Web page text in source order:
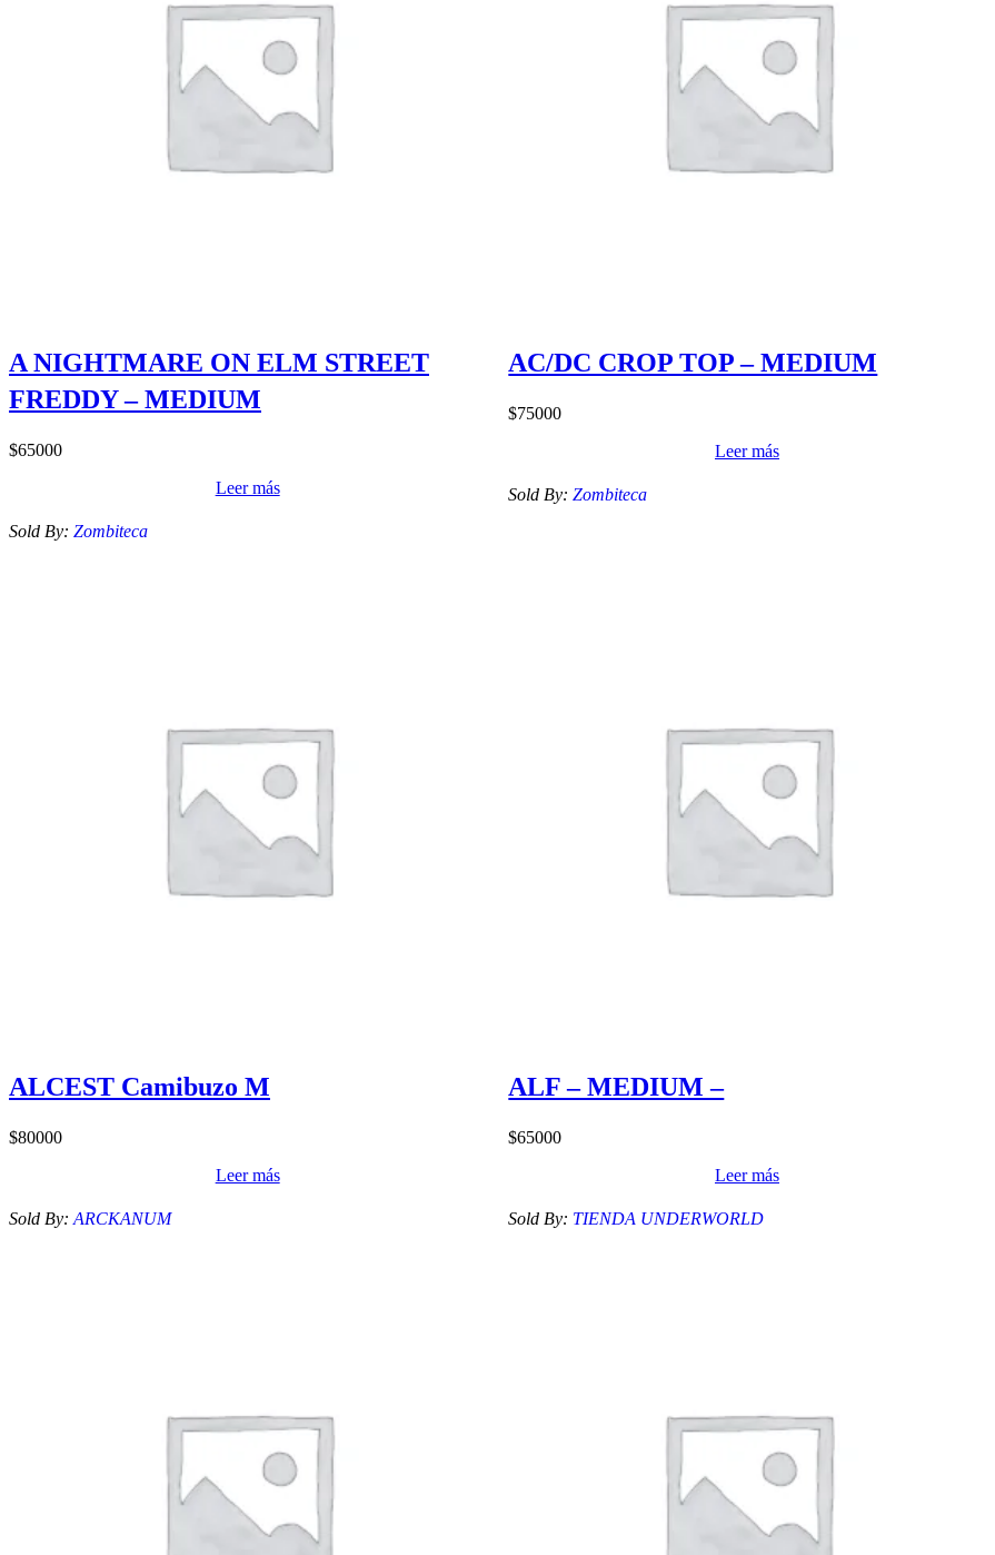
A NIGHTMARE ON ELM STREET
FREDDY – MEDIUM
$65000
Leer más
Sold By: Zombiteca
AC/DC CROP TOP – MEDIUM
$75000
Leer más
Sold By:Zombiteca
ALCEST Camibuzo M
$80000
Leer más
Sold By: ARCKANUM
ALF – MEDIUM –
$65000
Leer más
Sold By: TIENDA UNDERWORLD